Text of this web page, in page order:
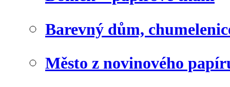
Barevný dům,
Město z novinového